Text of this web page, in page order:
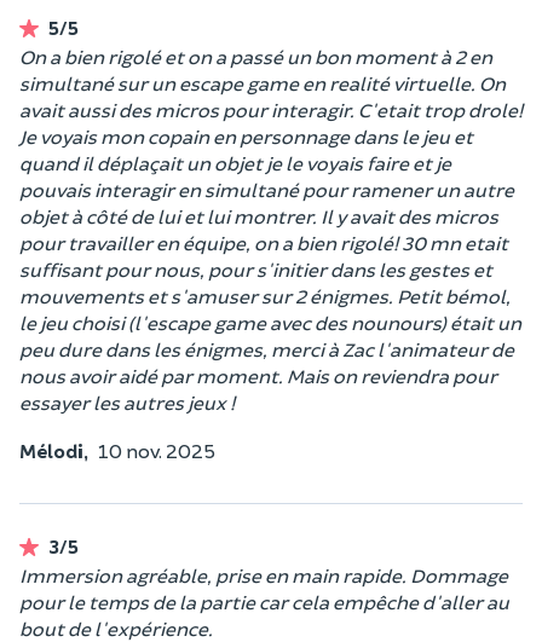
5/5
On a bien rigolé et on a passé un bon moment à 2 en
simultané sur un escape game en realité virtuelle. On
avait aussi des micros pour interagir. C'etait trop drole!
Je voyais mon copain en personnage dans le jeu et
quand il déplaçait un objet je le voyais faire et je
pouvais interagir en simultané pour ramener un autre
objet à côté de lui et lui montrer. Il y avait des micros
pour travailler en équipe, on a bien rigolé! 30 mn etait
suffisant pour nous, pour s'initier dans les gestes et
mouvements et s'amuser sur 2 énigmes. Petit bémol,
le jeu choisi (l'escape game avec des nounours) était un
peu dure dans les énigmes, merci à Zac l'animateur de
nous avoir aidé par moment. Mais on reviendra pour
essayer les autres jeux !
Mélodi, 10 nov. 2025
3/5
Immersion agréable, prise en main rapide. Dommage
pour le temps de la partie car cela empêche d'aller au
bout de l'expérience.